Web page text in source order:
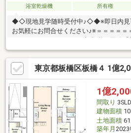
浴室乾燥機
所有権
◆◇現地見学随時受付中♪◇◆※即日内見
お気軽にお問合せください♪※＝＝＝＝＝
JR埼京線「板橋」駅 … 徒歩13分◆ 2015
隣地公園の角地のため3方向からの彩光
綺麗にご利用いただいております♪＝＝
＝＝＝＝＝＝＝＝＝＝＝＝＝ ■□
□■地場の業者ならではの周辺環境のご
けではわからない便利な施設をご案内い
東京都板橋区板橋４ 1億
1億
間取り
建物面積
土地面積
築年月